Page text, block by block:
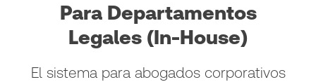
Para Departamentos
Legales (In-House)
El sistema para abogados corporativos